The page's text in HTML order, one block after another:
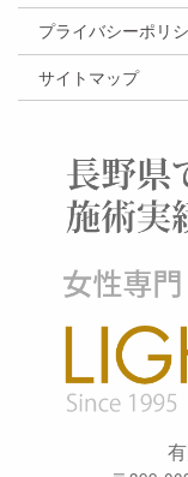
プライバシーポリ
サイトマップ